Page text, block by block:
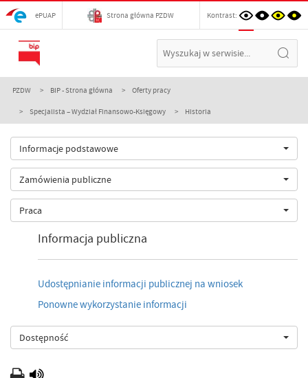
ePUAP Strona główna PZDW Kontrast:
PZDW BIP - Strona główna Oferty pracy
Specjalista – Wydział Finansowo-Księgowy Historia
Informacje podstawowe
Zamówienia publiczne
Praca
Informacja publiczna
Udostępnianie informacji publicznej na wniosek
Ponowne wykorzystanie informacji
Dostępność